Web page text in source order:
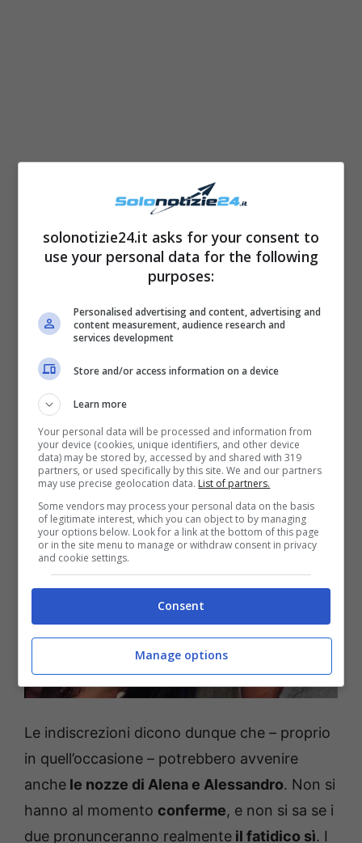
due annima – a causa del
Covid – non ha ancora
sacramento. La bella Alena lo ha comunicato
a tutti i followers sui suoi profili social: ha
cerimoniama – a causa delle restrizioni
italiane e della Repubblica Ceca – non ha
potutoprocedere. La showgirl ha quindi
adesso annunciato che il battesimo
accadere nel periodo autunnale.
Le indiscrezioni dicono dunque che – proprio
in quell’occasione – potrebbero avvenire
anche le nozze di Alena e Alessandro. Non si
hanno al momento conferme, e non si sa se i
due pronunceranno realmente il fatidico sì. I
solonotizie24.it asks for your consent to
use your personal data for the following
purposes:
Personalised advertising and content, advertising and
content measurement, audience research and
services development
Store and/or access information on a device
Learn more
Your personal data will be processed and information from
your device (cookies, unique identifiers, and other device
data) may be stored by, accessed by and shared with 319
partners, or used specifically by this site. We and our partners
may use precise geolocation data. List of partners.
Some vendors may process your personal data on the basis
of legitimate interest, which you can object to by managing
your options below. Look for a link at the bottom of this page
or in the site menu to manage or withdraw consent in privacy
and cookie settings.
Consent
Manage options